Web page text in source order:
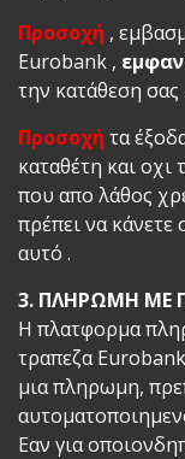
Προσοχή ,
Eurobank ,
την κατάθεση σας .
Προσοχή τα
καταθέτη και οχι
που απο λάθος
πρέπει να
αυτό .
3. ΠΛΗΡΩΜΗ ΜΕ
Η πλατφορμα
τραπεζα
μια πληρωμη,
Εαν για